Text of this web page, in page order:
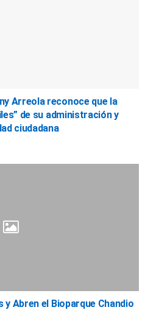
Arreola reconoce que la
de su administración y
ciudadana
y Abren el Bioparque Chandio